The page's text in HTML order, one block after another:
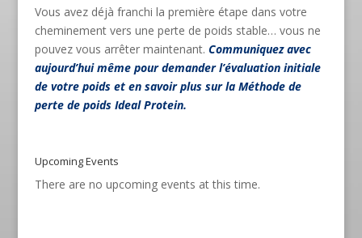
Vous avez déjà franchi la première étape dans votre
cheminement vers une perte de poids stable… vous ne
pouvez vous arrêter maintenant. Communiquez avec
aujourd’hui même pour demander l’évaluation initiale
de votre poids et en savoir plus sur la Méthode de
perte de poids Ideal Protein.
Upcoming Events
There are no upcoming events at this time.